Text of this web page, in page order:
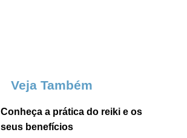
Veja Também
Conheça a prática do reiki e os
seus benefícios